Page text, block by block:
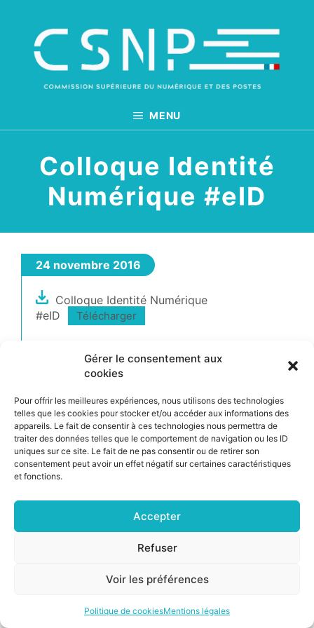
Gérer le consentement aux
cookies
Pour offrir les meilleures expériences, nous utilisons des technologies
telles que les cookies pour stocker et/ou accéder aux informations des
appareils. Le fait de consentir à ces technologies nous permettra de
traiter des données telles que le comportement de navigation ou les ID
uniques sur ce site. Le fait de ne pas consentir ou de retirer son
consentement peut avoir un effet négatif sur certaines caractéristiques
et fonctions.
Accepter
Refuser
Voir les préférences
Politique de cookiesMentions légales
contenu
MENU
Colloque Identité
Numérique #eID
24 novembre 2016
Colloque Identité Numérique
#eID
Télécharger